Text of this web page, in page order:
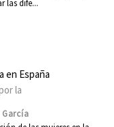
las dife...
en España
la
García